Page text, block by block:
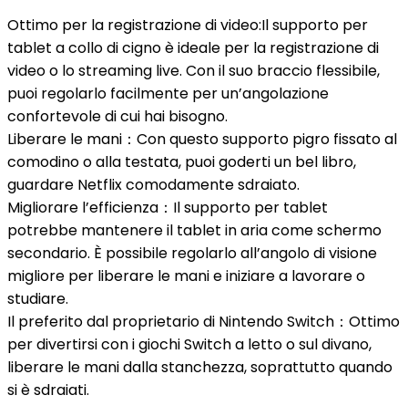
Ottimo per la registrazione di video:Il supporto per
tablet a collo di cigno è ideale per la registrazione di
video o lo streaming live. Con il suo braccio flessibile,
puoi regolarlo facilmente per un’angolazione
confortevole di cui hai bisogno.
Liberare le mani：Con questo supporto pigro fissato al
comodino o alla testata, puoi goderti un bel libro,
guardare Netflix comodamente sdraiato.
Migliorare l’efficienza：Il supporto per tablet
potrebbe mantenere il tablet in aria come schermo
secondario. È possibile regolarlo all’angolo di visione
migliore per liberare le mani e iniziare a lavorare o
studiare.
Il preferito dal proprietario di Nintendo Switch：Ottimo
per divertirsi con i giochi Switch a letto o sul divano,
liberare le mani dalla stanchezza, soprattutto quando
si è sdraiati.